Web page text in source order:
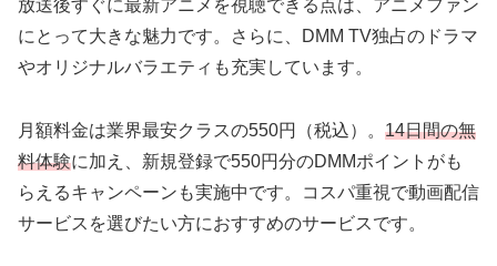
放送後すぐに最新アニメを視聴できる点は、アニメファン
にとって大きな魅力です。さらに、DMM TV独占のドラマ
やオリジナルバラエティも充実しています。
月額料金は業界最安クラスの550円（税込）。 14日間の無
料体験に加え、新規登録で550円分のDMMポイントがも
らえるキャンペーンも実施中です。コスパ重視で動画配信
サービスを選びたい方におすすめのサービスです。